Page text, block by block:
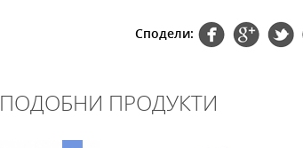
Сподели:
ПОДОБНИ ПРОДУКТИ